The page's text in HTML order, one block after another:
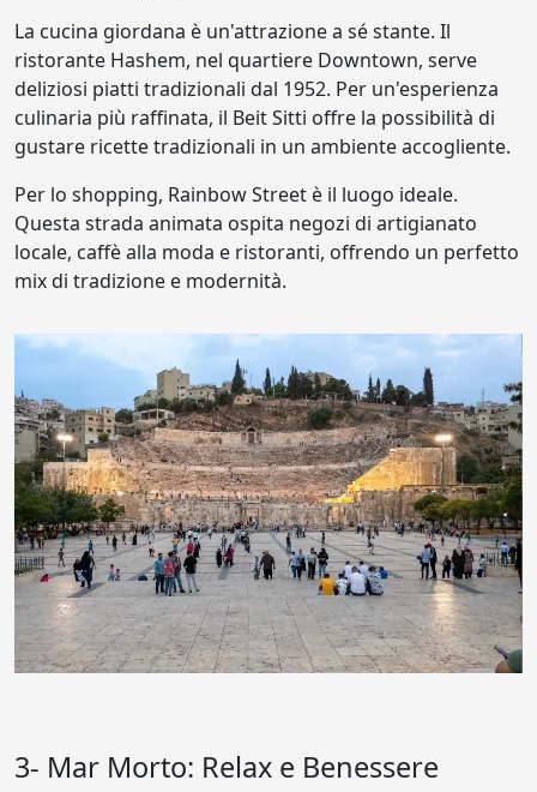
La cucina giordana è un'attrazione a sé stante. Il
ristorante Hashem, nel quartiere Downtown, serve
deliziosi piatti tradizionali dal 1952. Per un'esperienza
culinaria più raffinata, il Beit Sitti offre la possibilità di
gustare ricette tradizionali in un ambiente accogliente.
Per lo shopping, Rainbow Street è il luogo ideale.
Questa strada animata ospita negozi di artigianato
locale, caffè alla moda e ristoranti, offrendo un perfetto
mix di tradizione e modernità.
3- Mar Morto: Relax e Benessere